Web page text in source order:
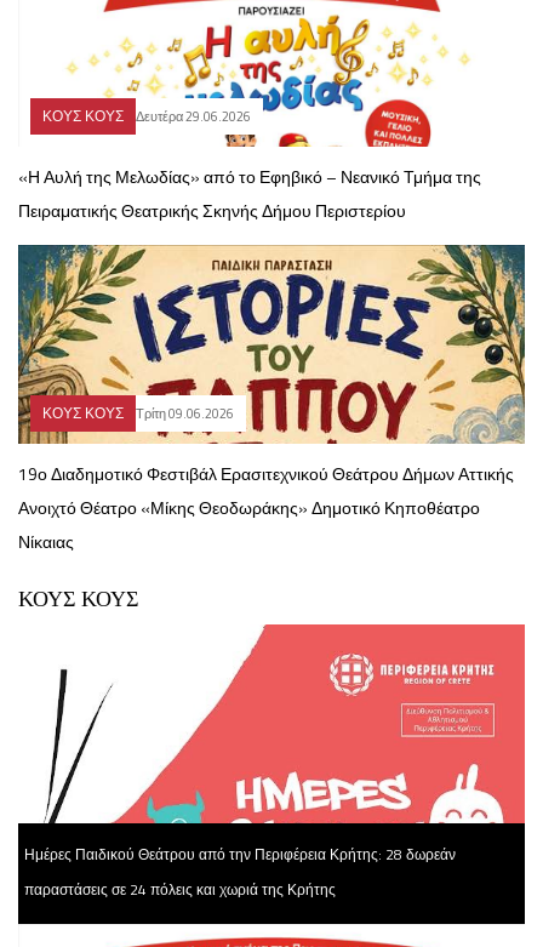
ΚΟΥΣ ΚΟΥΣ Δευτέρα 29.06.2026
«Η Αυλή της Μελωδίας» από το Εφηβικό – Νεανικό Τμήμα της
Πειραματικής Θεατρικής Σκηνής Δήμου Περιστερίου
ΚΟΥΣ ΚΟΥΣ Τρίτη 09.06.2026
19ο Διαδημοτικό Φεστιβάλ Ερασιτεχνικού Θεάτρου Δήμων Αττικής
Ανοιχτό Θέατρο «Μίκης Θεοδωράκης» Δημοτικό Κηποθέατρο
Νίκαιας
ΚΟΥΣ ΚΟΥΣ
Ημέρες Παιδικού Θεάτρου από την Περιφέρεια Κρήτης: 28 δωρεάν
παραστάσεις σε 24 πόλεις και χωριά της Κρήτης